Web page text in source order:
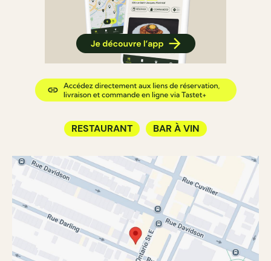
RESTAURANT BAR À VIN